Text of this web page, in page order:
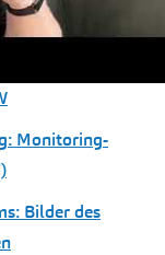
Monitoring-
Bilder des